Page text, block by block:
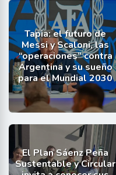
Tapia: el futuro de
Messi y Scaloni, las
“operaciones” contra
Argentina y su sueño
para el Mundial 2030
El Plan Sáenz Peña
Sustentable y Circular